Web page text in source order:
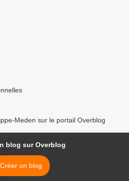
Meden sur le portail Overblog
blog sur Overblog
Créer un blog